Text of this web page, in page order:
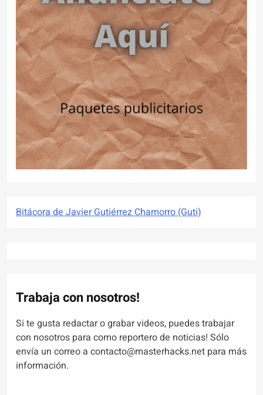
Bitácora de Javier Gutiérrez Chamorro (Guti)
Trabaja con nosotros!
Si te gusta redactar o grabar videos, puedes trabajar
con nosotros para como reportero de noticias! Sólo
envía un correo a contacto@masterhacks.net para más
información.